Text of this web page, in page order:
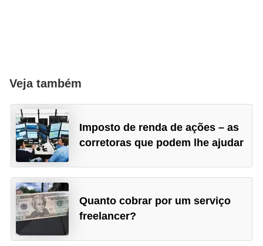
Veja também
Imposto de renda de ações – as
corretoras que podem lhe ajudar
Quanto cobrar por um serviço
freelancer?